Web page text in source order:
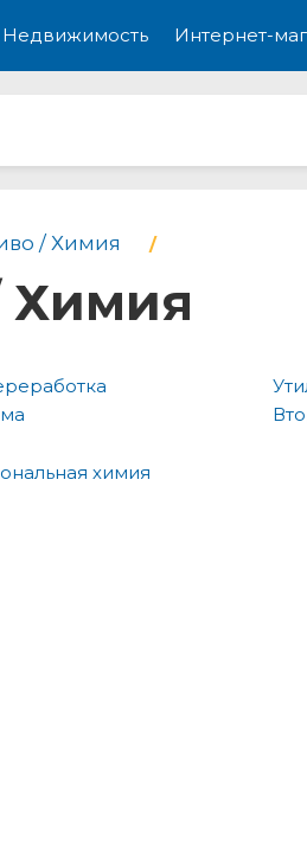
Недвижимость Интернет-
/ Химия
Химия
химия